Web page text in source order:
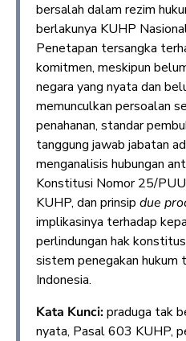
bersalah dalam rezim
berlakunya KUHP
Penetapan tersangka
komitmen, meskipun
negara yang nyata dan
memunculkan persoalan
penahanan, standar
tanggung jawab jabatan
menganalisis hubungan
Konstitusi Nomor 25/
KUHP, dan prinsip due
implikasinya terhadap
perlindungan hak
sistem penegakan hukum
Indonesia.
Kata Kunci:praduga tak
nyata, Pasal 603 KUHP,